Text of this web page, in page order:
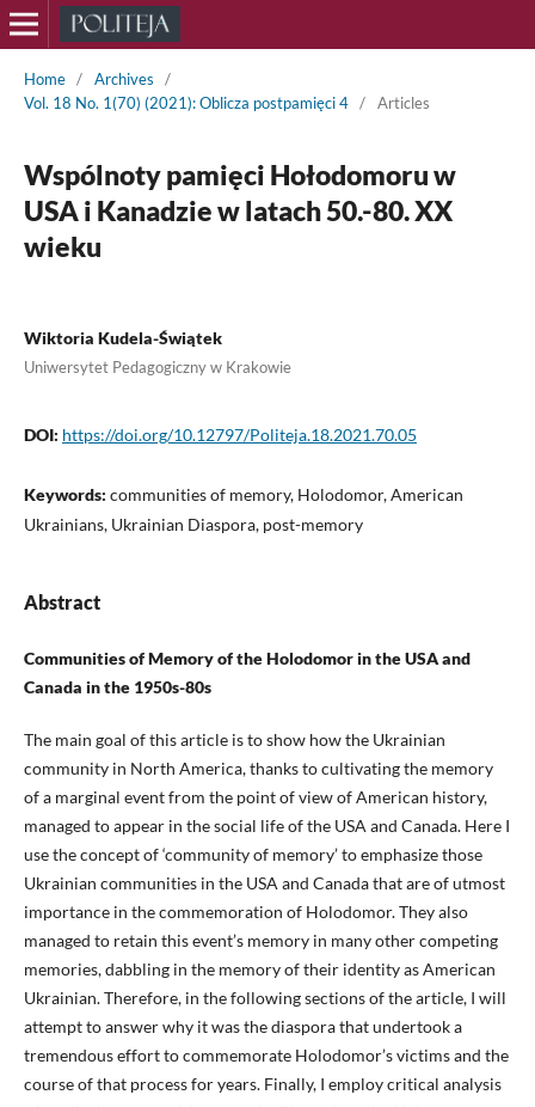
Home / Archives
/
Vol. 18 No. 1(70) (2021): Oblicza postpamięci 4 / Articles
Wspólnoty pamięci Hołodomoru w
USA i Kanadzie w latach 50.-80. XX
wieku
Wiktoria Kudela-Świątek
Uniwersytet Pedagogiczny w Krakowie
DOI: https://doi.org/10.12797/Politeja.18.2021.70.05
Keywords: communities of memory, Holodomor, American
Ukrainians, Ukrainian Diaspora, post-memory
Abstract
Communities of Memory of the Holodomor in the USA and
Canada in the 1950s-80s
The main goal of this article is to show how the Ukrainian
community in North America, thanks to cultivating the memory
of a marginal event from the point of view of American history,
managed to appear in the social life of the USA and Canada. Here I
use the concept of ‘community of memory’ to emphasize those
Ukrainian communities in the USA and Canada that are of utmost
importance in the commemoration of Holodomor. They also
managed to retain this event’s memory in many other competing
memories, dabbling in the memory of their identity as American
Ukrainian. Therefore, in the following sections of the article, I will
attempt to answer why it was the diaspora that undertook a
tremendous effort to commemorate Holodomor’s victims and the
course of that process for years. Finally, I employ critical analysis